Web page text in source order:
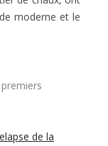
moderne et le
de la